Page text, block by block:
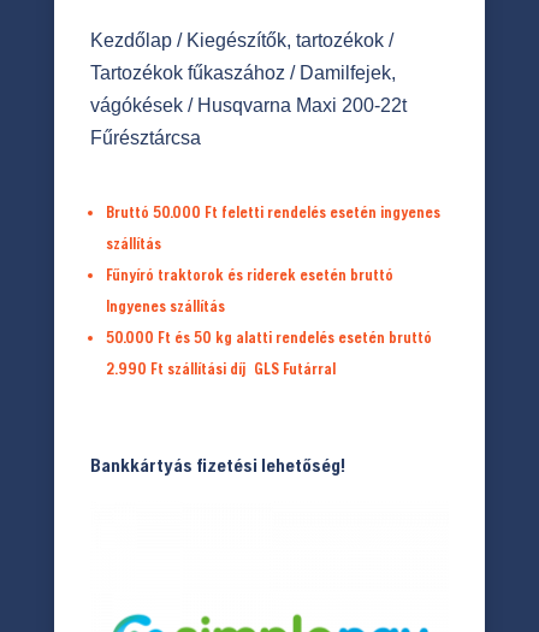
Kezdőlap/ Kiegészítők, tartozékok/
Tartozékok fűkaszához / Damilfejek,
vágókések/ Husqvarna Maxi 200-22t
Fűrésztárcsa
Bruttó 50.000 Ft feletti rendelés esetén ingyenes
szállítás
Fűnyíró traktorok és riderek esetén bruttó
Ingyenes szállítás
50.000 Ft és 50 kg alatti rendelés esetén bruttó
2.990 Ft szállítási díj GLS Futárral
Bankkártyás fizetési lehetőség!